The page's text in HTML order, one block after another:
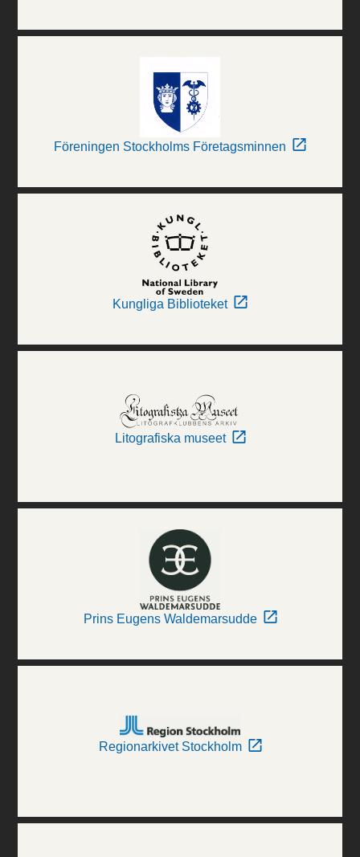
Föreningen Stockholms Företagsminnen
Kungliga Biblioteket
Litografiska museet
Prins Eugens Waldemarsudde
Regionarkivet Stockholm